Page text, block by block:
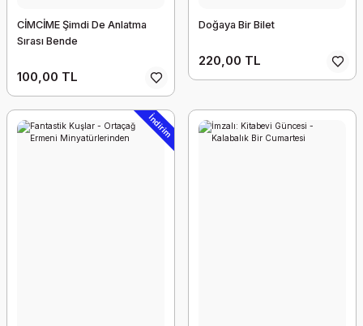
CİMCİME Şimdi De Anlatma
Sırası Bende
100,00 TL
Doğaya Bir Bilet
220,00 TL
İndirim